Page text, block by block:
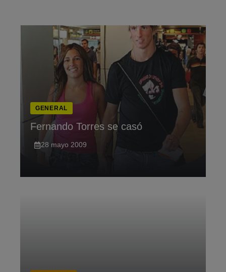
GENERAL
Fernando Torres se casó
28 mayo 2009